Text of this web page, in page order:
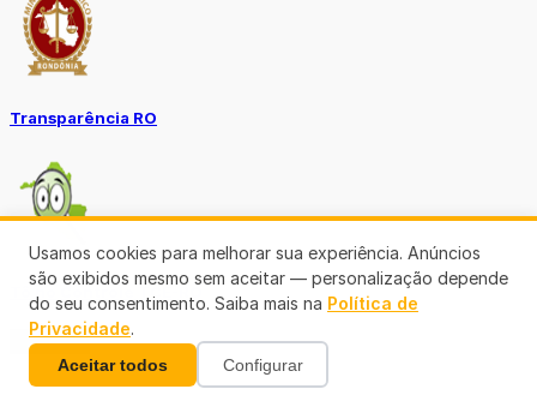
Transparência RO
Ver mais
Usamos cookies para melhorar sua experiência. Anúncios
são exibidos mesmo sem aceitar — personalização depende
do seu consentimento. Saiba mais na Política de
Privacidade.
Aceitar todos Configurar